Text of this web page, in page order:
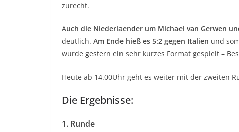
zurecht.
Auch die Niederlaender um Michael van Gerwen
deutlich. Am Ende hieß es 5:2 gegen Italien und
wurde gestern ein sehr kurzes Format gespielt –
Heute ab 14.00Uhr geht es weiter mit der zweiten
Die Ergebnisse:
1. Runde